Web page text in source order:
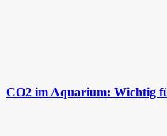
CO2 im Aquarium: Wichtig